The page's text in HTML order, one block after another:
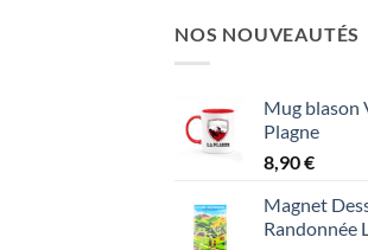
NOS NOUVEAUTÉS
Mug blason
Plagne
8,90€
Magnet
Randonnée